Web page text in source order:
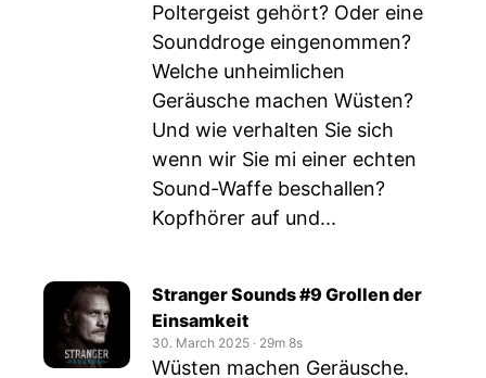
Poltergeist gehört? Oder eine
Sounddroge eingenommen?
Welche unheimlichen
Geräusche machen Wüsten?
Und wie verhalten Sie sich
wenn wir Sie mi einer echten
Sound-Waffe beschallen?
Kopfhörer auf und...
Stranger Sounds #9 Grollen der
Einsamkeit
30. March 2025 ‧ 29m 8s
Wüsten machen Geräusche.